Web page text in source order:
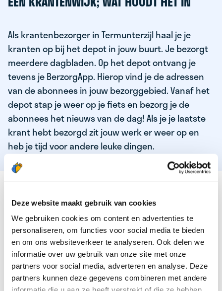
Deze website maakt gebruik van cookies
We gebruiken cookies om content en advertenties te
personaliseren, om functies voor social media te bieden
en om ons websiteverkeer te analyseren. Ook delen we
informatie over uw gebruik van onze site met onze
partners voor social media, adverteren en analyse. Deze
partners kunnen deze gegevens combineren met andere
Als krantenbezorger in Termunterzijl haal je je
kranten op bij het depot in jouw buurt. Je bezorgt
meerdere dagbladen. Op het depot ontvang je
tevens je BerzorgApp. Hierop vind je de adressen
van de abonnees in jouw bezorggebied. Vanaf het
depot stap je weer op je fiets en bezorg je de
abonnees het nieuws van de dag! Als je je laatste
krant hebt bezorgd zit jouw werk er weer op en
heb je tijd voor andere leuke dingen.
DEZE KWALITEITEN HEEFT ONZE TOP
KRANTENBEZORGER
Je bent verantwoordelijk en zelfstandig
Je houdt van lekker bewegen in de frisse lucht
Je houdt vooral van fijn werk dat lekker bijverdient!
Je wordt blij van het bezorgen van het laatste nieuws